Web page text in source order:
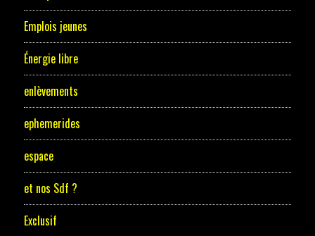
Emplois jeunes
Énergie libre
enlèvements
ephemerides
espace
et nos Sdf ?
Exclusif